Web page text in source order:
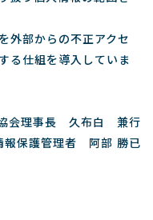
外部からの不正アクセ
る仕組を導入していま
協会理事長 久布白 兼行
報保護管理者 阿部 勝已